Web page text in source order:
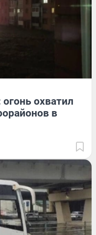
охватил
в